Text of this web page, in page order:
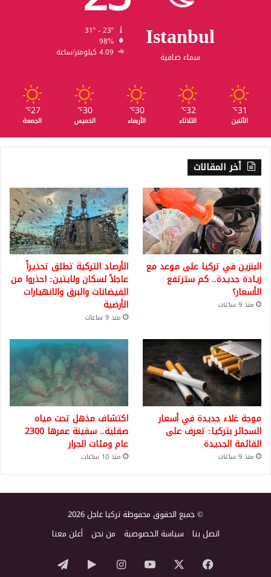
Istanbul
سماء صافية
98%
4.09 كيلومتر/ساعة
31
℃
الأثنين
32
℃
الثلاثاء
30
℃
الأربعاء
30
℃
الخميس
27
℃
الجمعة
أخر المقالات
البنزين في تركيا على موعد مع
زيادة جديدة.. كم سترتفع
الأسعار؟
منذ 9 ساعات
الأرصاد التركية تطلق تحذيراً
عاجلاً لسكان ولايتين: احذروا من
الفيضانات والبرق والانهيارات
الأرضية
منذ 9 ساعات
موجة غلاء جديدة في أسعار
السجائر بتركيا: تعرف على
القائمة الجديدة
منذ 9 ساعات
اكتشاف مذهل تحت مياه
صقلية.. سفينة عمرها 2300
عام ومئات الجرار
منذ 10 ساعات
© جميع الحقوق محفوظة تركيا عاجل 2026
اتصل بنا سياسة الخصوصية من نحن أعلن معنا
فيسبوك ‫YouTubeانستقرام‏Googleتيلقرام